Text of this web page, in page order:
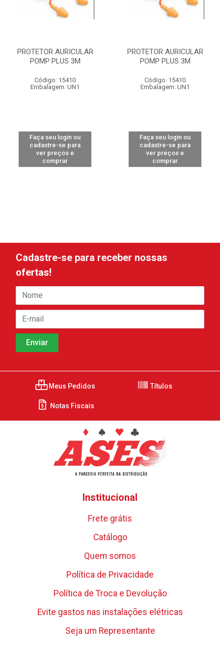
PROTETOR AURICULAR
POMP PLUS 3M
Código: 15410
Embalagem: UN1
Faça seu login ou
cadastre-se para
ver preços e
comprar
PROTETOR AURICULAR
POMP PLUS 3M
Código: 15410
Embalagem: UN1
Faça seu login ou
cadastre-se para
ver preços e
comprar
Cadastre-se para receber nossas
ofertas!
Meus Pedidos Títulos
Notas Fiscais
Institucional
Frete grátis
Catálogo
Quem somos
Política de Privacidade
Política de Troca e Devolução
Evite gastos nas instalações elétricas
Seja um Representante